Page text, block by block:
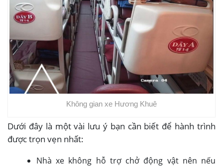
Không gian xe Hương Khuê
Dưới đây là một vài lưu ý bạn cần biết để hành trình
được trọn vẹn nhất:
Nhà xe không hỗ trợ chở động vật nên nếu